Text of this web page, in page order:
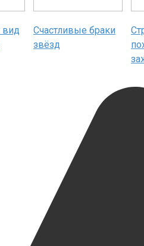
вид
Счастливые браки
звёзд